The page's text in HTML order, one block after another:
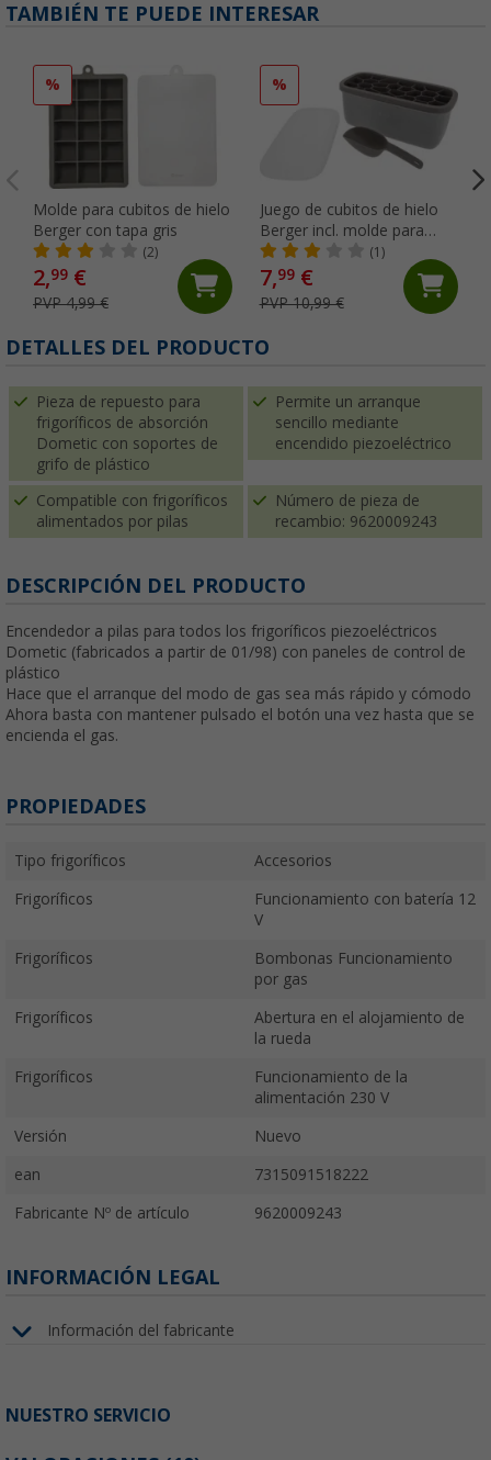
TAMBIÉN TE PUEDE INTERESAR
%
Molde para cubitos de hielo
Berger con tapa gris
(2)
2,99 €
PVP 4,99 €
%
Juego de cubitos de hielo
Berger incl. molde para
cubitos de hielo, tapa, caja
y pala para hielo gris
(1)
7,99€
PVP 10,99 €
DETALLES DEL PRODUCTO
Pieza de repuesto para
frigoríficos de absorción
Dometic con soportes de
grifo de plástico
Permite un arranque
sencillo mediante
encendido piezoeléctrico
Compatible con frigoríficos
alimentados por pilas
Número de pieza de
recambio: 9620009243
DESCRIPCIÓN DEL PRODUCTO
Encendedor a pilas para todos los frigoríficos piezoeléctricos
Dometic (fabricados a partir de 01/98) con paneles de control de
plástico
Hace que el arranque del modo de gas sea más rápido y cómodo
Ahora basta con mantener pulsado el botón una vez hasta que se
encienda el gas.
PROPIEDADES
Tipo frigoríficos Accesorios
Frigoríficos
Funcionamiento con batería 12
V
Frigoríficos
Bombonas Funcionamiento
por gas
Frigoríficos
Abertura en el alojamiento de
la rueda
Frigoríficos
Funcionamiento de la
alimentación 230 V
Versión Nuevo
ean 7315091518222
Fabricante Nº de artículo 9620009243
INFORMACIÓN LEGAL
Información del fabricante
NUESTRO SERVICIO